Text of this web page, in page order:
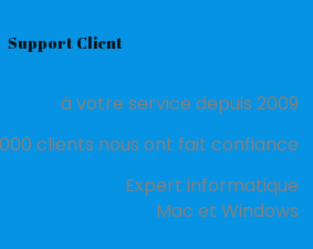
Support Client
à votre service depuis 2009
clients nous ont fait confiance
Expert informatique
Mac et Windows